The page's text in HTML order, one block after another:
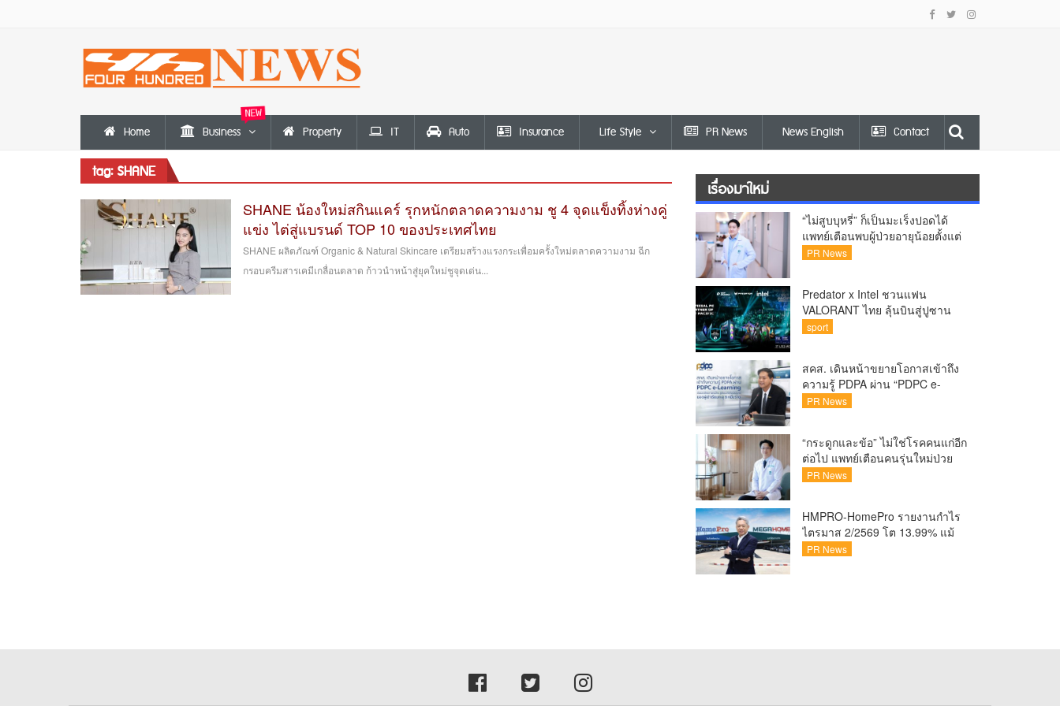
Home Business
NEW
Property IT Auto Insurance Life Style PR News News English Contact
tag: SHANE
SHANE น้องใหม่สกินแคร์ รุกหนักตลาดความงาม ชู 4 จุดแข็งทิ้งห่างคู่
แข่ง ไต่สู่แบรนด์ TOP 10 ของประเทศไทย
SHANE ผลิตภัณฑ์ Organic & Natural Skincare เตรียมสร้างแรงกระเพื่อมครั้งใหม่ตลาดความงาม ฉีก
กรอบครีมสารเคมีเกลื่อนตลาด ก้าวนำหน้าสู่ยุคใหม่ชูจุดเด่น...
เรื่องมาใหม่
“ไม่สูบบุหรี่” ก็เป็นมะเร็งปอดได้
แพทย์เตือนพบผู้ป่วยอายุน้อยตั้งแต่
วัย 35 ปีเพิ่มขึ้นคนไทยกว่า 70%
PR News
Predator x Intel ชวนแฟน
VALORANT ไทย ลุ้นบินสู่ปูซาน
เชียร์ศึก VCT Pacific Finals Busan
สู่ปูซาน แบบติดขอบสนาม พร้อม
กิจกรรมสุดพิเศษตลอดทัวร์นาเมนต์
sport
สคส. เดินหน้าขยายโอกาสเข้าถึง
ความรู้ PDPA ผ่าน “PDPC e-
Learning” เรียนฟรี ทุกที่ ทุกเวลา
ปลอดภัย เผยยอดผู้เข้าเรียนล่าสุด
ทะลุ 8 หมื่นรายแล้ว
PR News
“กระดูกและข้อ” ไม่ใช่โรคคนแก่อีก
ต่อไป แพทย์เตือนคนรุ่นใหม่ป่วย
เพิ่ม 20-30% เสี่ยง ‘ข้อเข่าเสื่อม
PR News
HMPRO-HomePro รายงานกำไร
ไตรมาส 2/2569 โต 13.99% แม้
เศรษฐกิจผันผวนเดินหน้าขยาย
PR News